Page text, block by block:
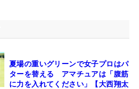
夏場の重いグリーンで女子プロはパ
ターを替える アマチュアは「腹筋
に力を入れてください」【大西翔太